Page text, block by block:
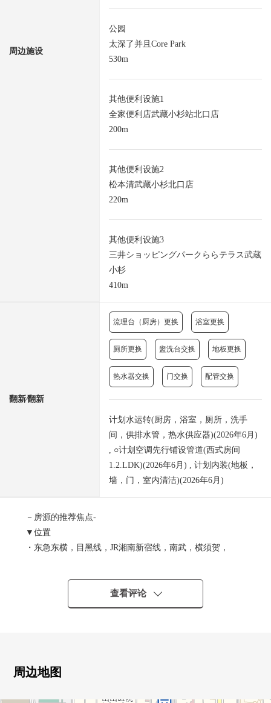
周边施设
公园
太深了并且Core Park
530m
其他便利设施1
全家便利店武藏小杉站北口店
200m
其他便利设施2
松本清武藏小杉北口店
220m
其他便利设施3
三井ショッピングパークららテラス武蔵
小杉
410m
翻新⁄翻新
流理台（厨房）更换 浴室更换
厕所更换 盥洗台交换 地板更换
热水器交换 门交换 配管交换
计划水运转(厨房，浴室，厕所，洗手
间，供排水管，热水供应器)(2026年6月)
, ○计划空调先行铺设管道(西式房间
1.2.LDK)(2026年6月) , 计划内装(地板，
墙，门，室内清洁)(2026年6月)
－房源的推荐焦点-
▼位置
・东急东横，目黑线，JR湘南新宿线，南武，横须贺，
・朝南的边角房的3LDK Mansion。
・能从约13.2张塌塌米LDK全居室移动到的振分房型
查看评论
周边地图